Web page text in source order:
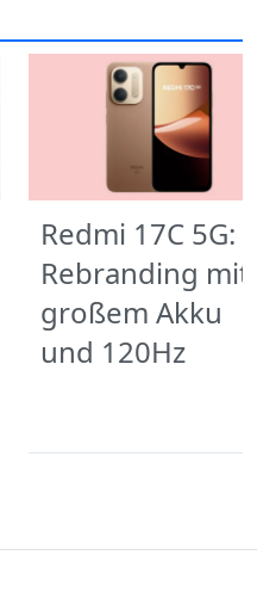
Redmi 17C 5G:
Rebranding mit
großem Akku
und 120Hz